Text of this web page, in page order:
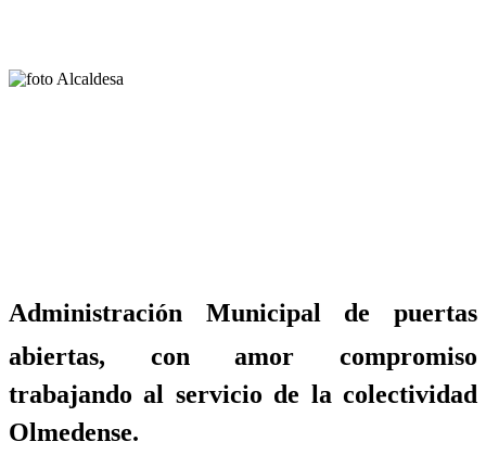
Administración Municipal de puertas
abiertas, con amor compromiso
trabajando al servicio de la colectividad
Olmedense.